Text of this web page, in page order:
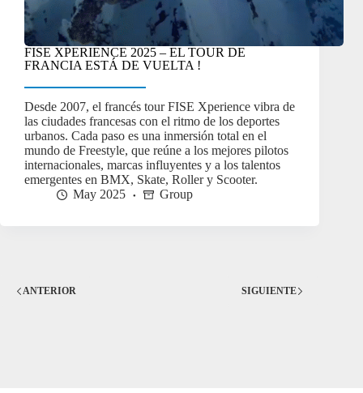
FISE XPERIENCE 2025 – EL TOUR DE
FRANCIA ESTÁ DE VUELTA !
Desde 2007, el francés tour FISE Xperience vibra de
las ciudades francesas con el ritmo de los deportes
urbanos. Cada paso es una inmersión total en el
mundo de Freestyle, que reúne a los mejores pilotos
internacionales, marcas influyentes y a los talentos
emergentes en BMX, Skate, Roller y Scooter.
May 2025
Group
ANTERIOR SIGUIENTE